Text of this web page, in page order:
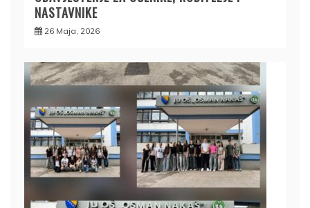
NASTAVNIKE
26 Maja, 2026